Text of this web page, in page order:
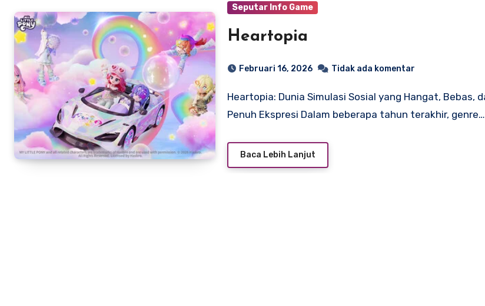
Seputar Info Game
Heartopia
Februari 16, 2026 Tidak ada komentar
Heartopia: Dunia Simulasi Sosial yang Hangat, Bebas, dan
Penuh Ekspresi Dalam beberapa tahun terakhir, genre…
Baca Lebih Lanjut